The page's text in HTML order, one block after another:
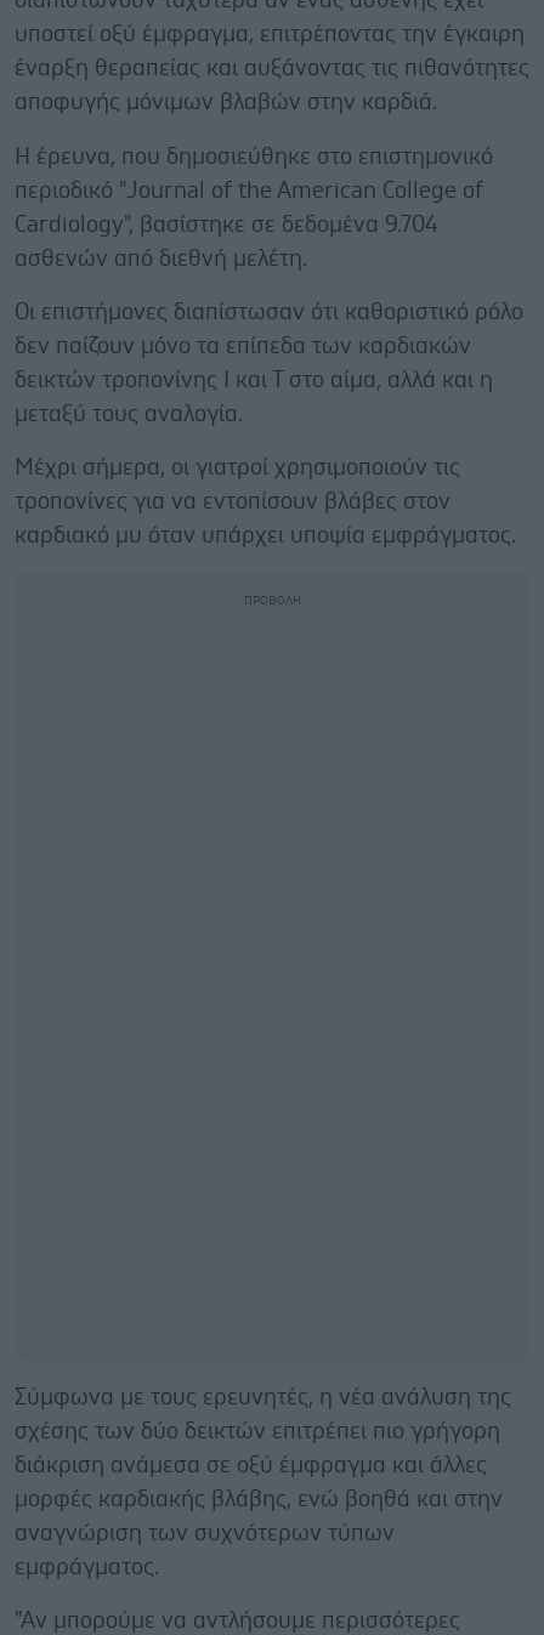
υποστεί οξύ έμφραγμα, επιτρέποντας την έγκαιρη
έναρξη θεραπείας και αυξάνοντας τις πιθανότητες
αποφυγής μόνιμων βλαβών στην καρδιά.
Η έρευνα, που δημοσιεύθηκε στο επιστημονικό
περιοδικό "Journal of the American College of
Cardiology", βασίστηκε σε δεδομένα 9.704
ασθενών από διεθνή μελέτη.
Οι επιστήμονες διαπίστωσαν ότι καθοριστικό ρόλο
δεν παίζουν μόνο τα επίπεδα των καρδιακών
δεικτών τροπονίνης Ι και Τ στο αίμα, αλλά και η
μεταξύ τους αναλογία.
Μέχρι σήμερα, οι γιατροί χρησιμοποιούν τις
τροπονίνες για να εντοπίσουν βλάβες στον
καρδιακό μυ όταν υπάρχει υποψία εμφράγματος.
Σύμφωνα με τους ερευνητές, η νέα ανάλυση της
σχέσης των δύο δεικτών επιτρέπει πιο γρήγορη
διάκριση ανάμεσα σε οξύ έμφραγμα και άλλες
μορφές καρδιακής βλάβης, ενώ βοηθά και στην
αναγνώριση των συχνότερων τύπων
εμφράγματος.
"Αν μπορούμε να αντλήσουμε περισσότερες